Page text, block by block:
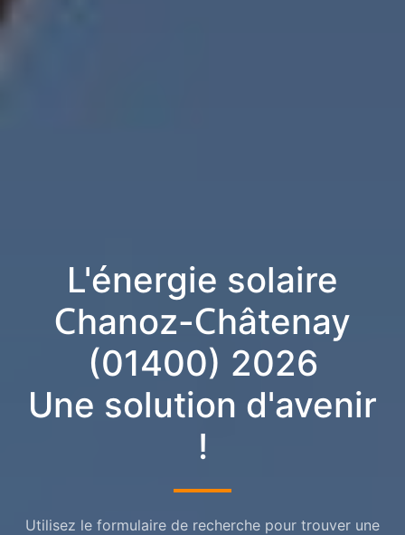
L'énergie solaire
Chanoz-Châtenay
(01400) 2026
Une solution d'avenir
!
Utilisez le formulaire de recherche pour trouver une